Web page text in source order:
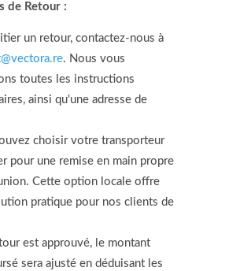
de Retour :
un retour, contactez-nous à
. Nous vous
toutes les instructions
ainsi qu'une adresse de
choisir votre transporteur
pour une remise en main propre
Cette option locale offre
pratique pour nos clients de
est approuvé, le montant
sera ajusté en déduisant les